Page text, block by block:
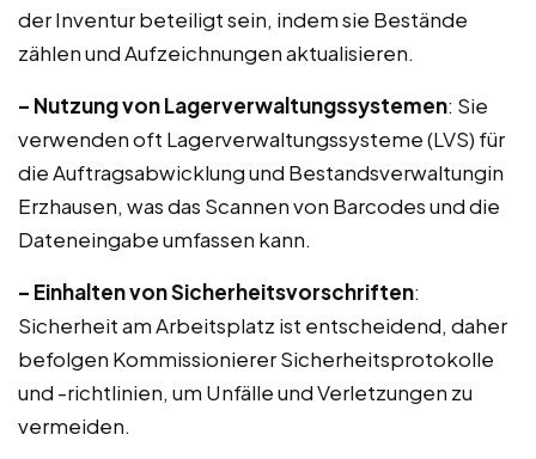
der Inventur beteiligt sein, indem sie Bestände
zählen und Aufzeichnungen aktualisieren.
– Nutzung von Lagerverwaltungssystemen: Sie
verwenden oft Lagerverwaltungssysteme (LVS) für
die Auftragsabwicklung und Bestandsverwaltungin
Erzhausen, was das Scannen von Barcodes und die
Dateneingabe umfassen kann.
– Einhalten von Sicherheitsvorschriften:
Sicherheit am Arbeitsplatz ist entscheidend, daher
befolgen Kommissionierer Sicherheitsprotokolle
und -richtlinien, um Unfälle und Verletzungen zu
vermeiden.